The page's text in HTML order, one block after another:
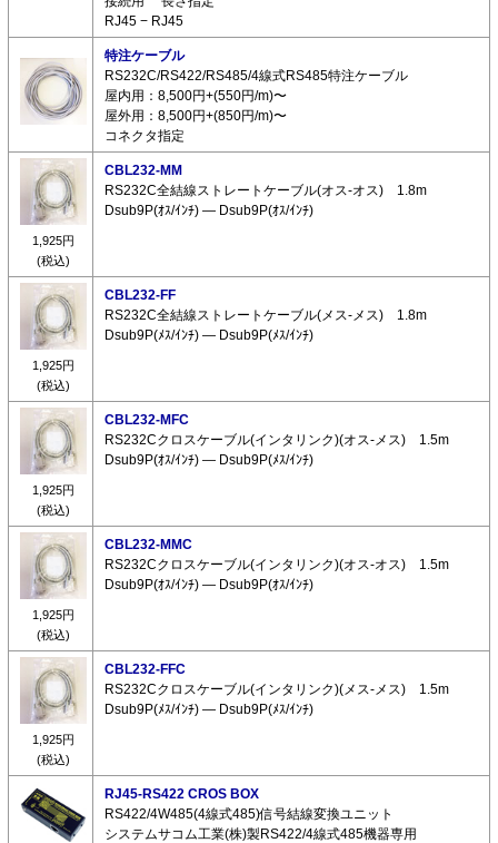
RJ45 − RJ45
特注ケーブル
RS232C/RS422/RS485/4線式RS485特注ケーブル
屋内用：8,500円+(550円/m)〜
屋外用：8,500円+(850円/m)〜
コネクタ指定
1,925円
(税込)
CBL232-MM
RS232C全結線ストレートケーブル(オス-オス) 1.8m
Dsub9P(ｵｽ/ｲﾝﾁ) ― Dsub9P(ｵｽ/ｲﾝﾁ)
1,925円
(税込)
CBL232-FF
RS232C全結線ストレートケーブル(メス-メス) 1.8m
Dsub9P(ﾒｽ/ｲﾝﾁ) ― Dsub9P(ﾒｽ/ｲﾝﾁ)
1,925円
(税込)
CBL232-MFC
RS232Cクロスケーブル(インタリンク)(オス-メス) 1.5m
Dsub9P(ｵｽ/ｲﾝﾁ) ― Dsub9P(ﾒｽ/ｲﾝﾁ)
1,925円
(税込)
CBL232-MMC
RS232Cクロスケーブル(インタリンク)(オス-オス) 1.5m
Dsub9P(ｵｽ/ｲﾝﾁ) ― Dsub9P(ｵｽ/ｲﾝﾁ)
1,925円
(税込)
CBL232-FFC
RS232Cクロスケーブル(インタリンク)(メス-メス) 1.5m
Dsub9P(ﾒｽ/ｲﾝﾁ) ― Dsub9P(ﾒｽ/ｲﾝﾁ)
RJ45-RS422 CROS BOX
RS422/4W485(4線式485)信号結線変換ユニット
システムサコム工業(株)製RS422/4線式485機器専用